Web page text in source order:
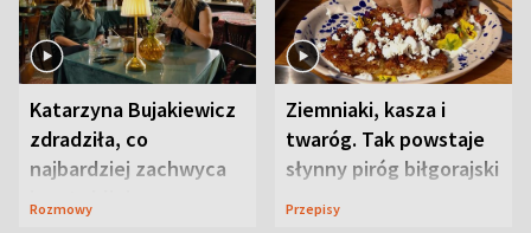
Katarzyna Bujakiewicz
zdradziła, co
najbardziej zachwyca
ją w Lublinie
Rozmowy
Ziemniaki, kasza i
twaróg. Tak powstaje
słynny piróg biłgorajski
Przepisy